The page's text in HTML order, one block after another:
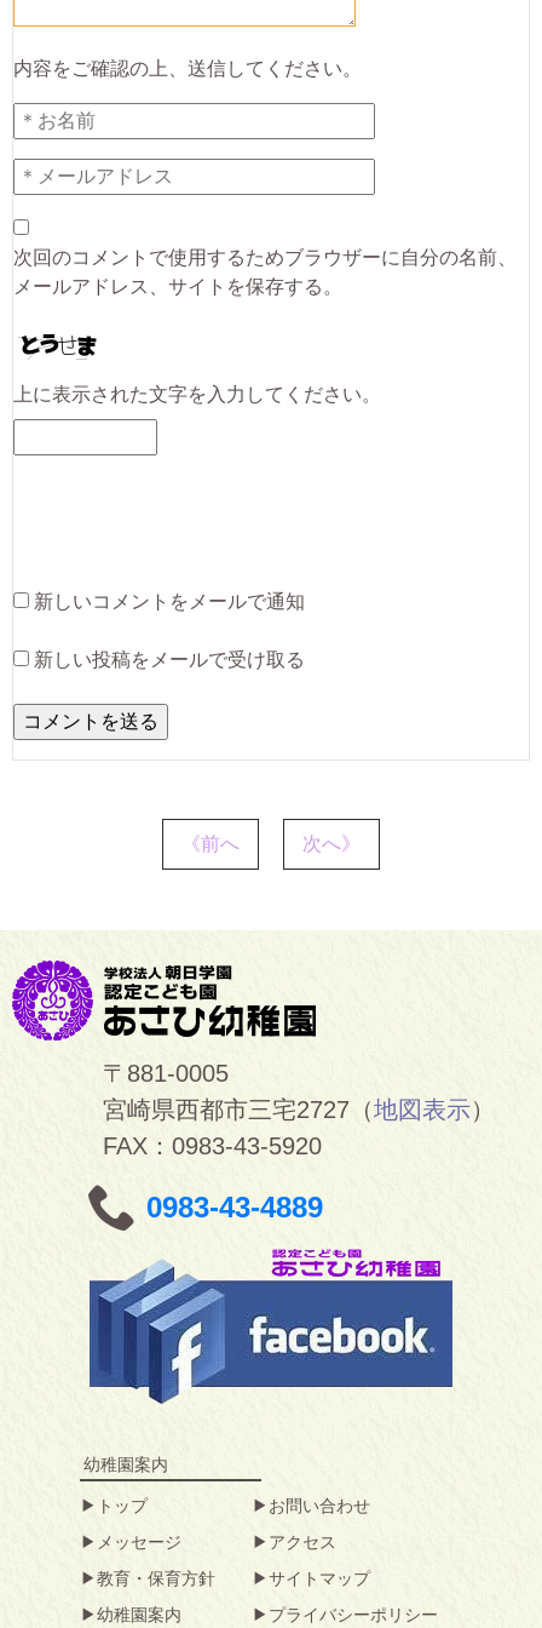
内容をご確認の上、送信してください。
次回のコメントで使用するためブラウザーに自分の名前、
メールアドレス、サイトを保存する。
上に表示された文字を入力してください。
新しいコメントをメールで通知
新しい投稿をメールで受け取る
《前へ 次へ》
〒881-0005
宮崎県西都市三宅2727（地図表示）
FAX：0983-43-5920
0983-43-4889
幼稚園案内
トップ
メッセージ
教育・保育方針
幼稚園案内
お問い合わせ
アクセス
サイトマップ
プライバシーポリシー